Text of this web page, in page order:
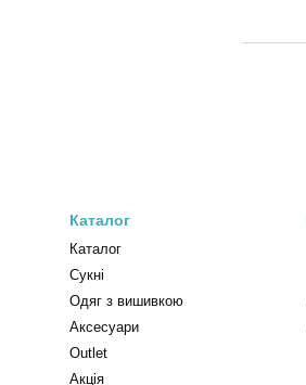
Каталог
Каталог
Сукні
Одяг з вишивкою
Аксесуари
Outlet
Акція